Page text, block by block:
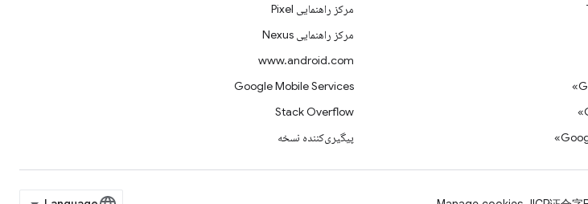
مرکز راهنمایی Pixel
مرکز راهنمایی Nexus
www.android.com
Google Mobile Services
Stack Overflow
پیگیری‌کننده نسخه